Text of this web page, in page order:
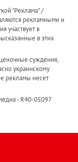
"Реклама" /
рекламными и
участвует в
в этих
суждения,
украинскому
рекламы несет
- R40-05097